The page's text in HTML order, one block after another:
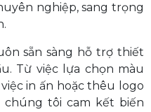
nghiệp, sang trọng
sẵn sàng hỗ trợ thiết
Từ việc lựa chọn màu
in ấn hoặc thêu logo
chúng tôi cam kết biến